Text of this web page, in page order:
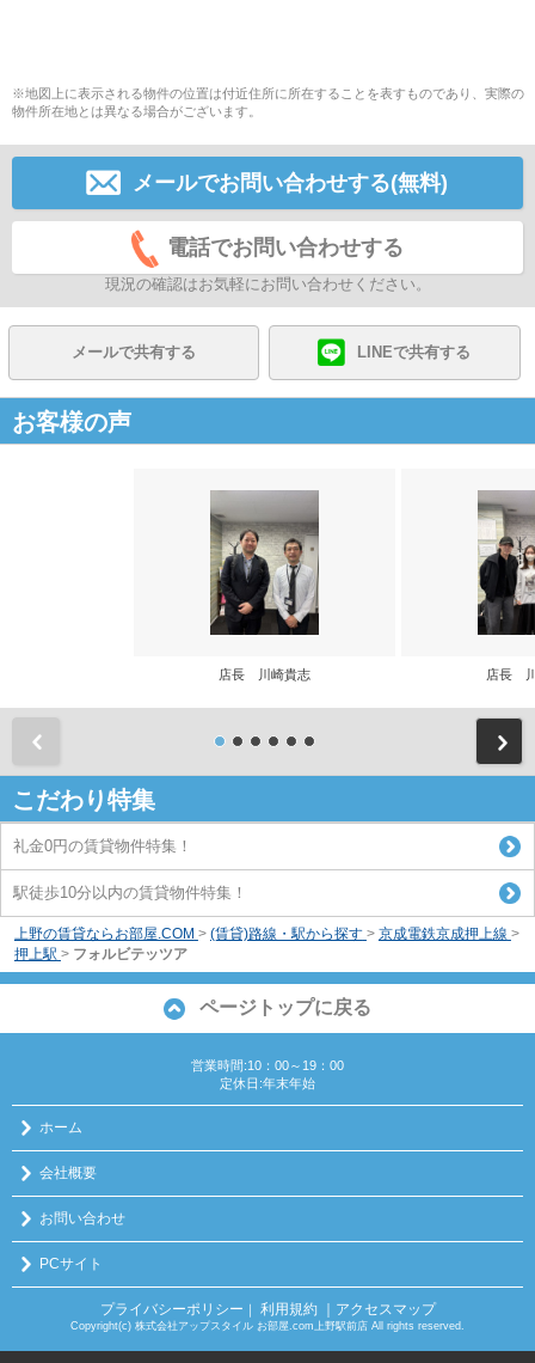
※地図上に表示される物件の位置は付近住所に所在することを表すものであり、実際の
物件所在地とは異なる場合がございます。
メールでお問い合わせする(無料)
電話でお問い合わせする
現況の確認はお気軽にお問い合わせください。
メールで共有する LINEで共有する
お客様の声
店長 川崎貴志 店長
こだわり特集
礼金0円の賃貸物件特集！
駅徒歩10分以内の賃貸物件特集！
上野の賃貸ならお部屋.COM > (賃貸)路線・駅から探す > 京成電鉄京成押上線 >
押上駅 > フォルビテッツア
ページトップに戻る
営業時間:10：00～19：00
定休日:年末年始
ホーム
会社概要
お問い合わせ
PCサイト
プライバシーポリシー 利用規約 ｜アクセスマップ
Copyright(c) 株式会社アップスタイル お部屋.com上野駅前店 All rights reserved.